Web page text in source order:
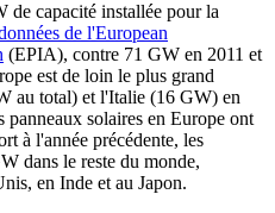
de capacité installée pour la
de l'European
(EPIA), contre 71 GW en 2011 et
est de loin le plus grand
au total) et l'Italie (16 GW) en
panneaux solaires en Europe ont
à l'année précédente, les
dans le reste du monde,
en Inde et au Japon.